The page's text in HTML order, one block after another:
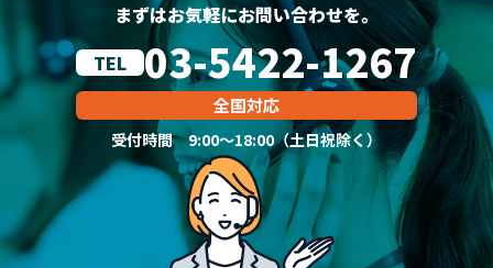
まずはお気軽にお問い合わせを。
TEL
03-5422-1267
全国対応
受付時間 9:00～18:00（土日祝除く）